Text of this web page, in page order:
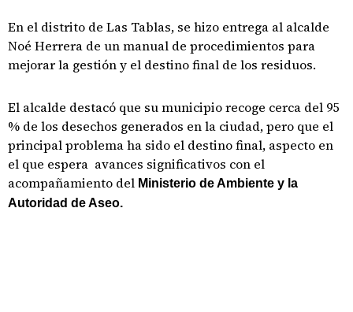
En el distrito de Las Tablas, se hizo entrega al alcalde
Noé Herrera de un manual de procedimientos para
mejorar la gestión y el destino final de los residuos.
El alcalde destacó que su municipio recoge cerca del 95
% de los desechos generados en la ciudad, pero que el
principal problema ha sido el destino final, aspecto en
el que espera avances significativos con el
acompañamiento del Ministerio de Ambiente y la
Autoridad de Aseo.